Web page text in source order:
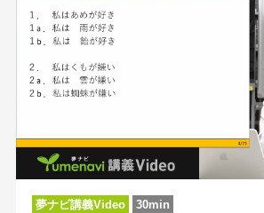
夢ナビ講義Video 30min